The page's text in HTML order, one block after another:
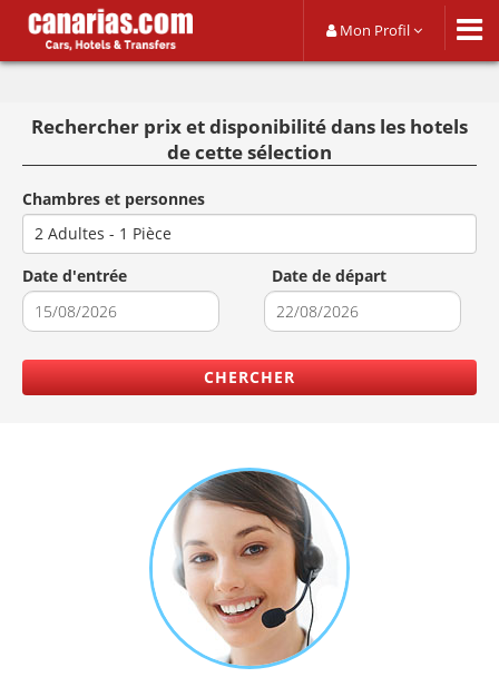
Mon Profil
Rechercher prix et disponibilité dans les hotels
de cette sélection
Chambres et personnes
2 Adultes - 1 Pièce
Date d'entrée
Date de départ
forward
to
backward
to
calendar
and
select
a
date.
Press
the
question
mark
key
CHERCHER